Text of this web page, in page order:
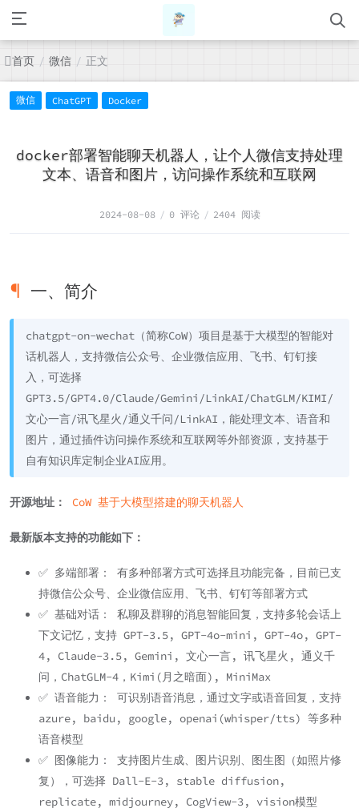
首页 / 微信 / 正文
微信 ChatGPT Docker
docker部署智能聊天机器人，让个人微信支持处理
文本、语音和图片，访问操作系统和互联网
2024-08-08 / 0 评论 / 2404 阅读
一、简介
chatgpt-on-wechat（简称CoW）项目是基于大模型的智能对
话机器人，支持微信公众号、企业微信应用、飞书、钉钉接
入，可选择
GPT3.5/GPT4.0/Claude/Gemini/LinkAI/ChatGLM/KIMI/
文心一言/讯飞星火/通义千问/LinkAI，能处理文本、语音和
图片，通过插件访问操作系统和互联网等外部资源，支持基于
自有知识库定制企业AI应用。
开源地址： CoW 基于大模型搭建的聊天机器人
最新版本支持的功能如下：
✅ 多端部署： 有多种部署方式可选择且功能完备，目前已支
持微信公众号、企业微信应用、飞书、钉钉等部署方式
✅ 基础对话： 私聊及群聊的消息智能回复，支持多轮会话上
下文记忆，支持 GPT-3.5, GPT-4o-mini, GPT-4o, GPT-
4, Claude-3.5, Gemini, 文心一言, 讯飞星火, 通义千
问，ChatGLM-4，Kimi(月之暗面), MiniMax
✅ 语音能力： 可识别语音消息，通过文字或语音回复，支持
azure, baidu, google, openai(whisper/tts) 等多种
语音模型
✅ 图像能力： 支持图片生成、图片识别、图生图（如照片修
复），可选择 Dall-E-3, stable diffusion,
replicate, midjourney, CogView-3, vision模型